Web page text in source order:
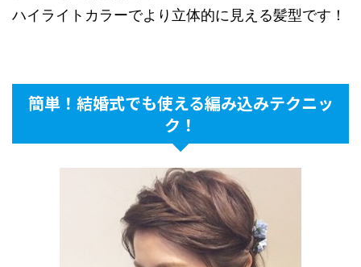
ハイライトカラーでより立体的に見える髪型です！
簡単！結婚式でも使える編み込みテクニッ
ク！